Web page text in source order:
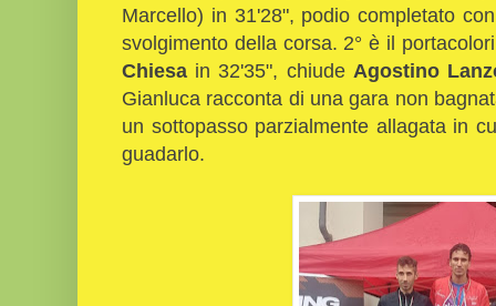
Marcello) in 31'28", podio completato
svolgimento della corsa. 2° è il
Chiesa in 32'35", chiude Agostino
Gianluca racconta di una gara non
un sottopasso parzialmente allagata in
guadarlo.